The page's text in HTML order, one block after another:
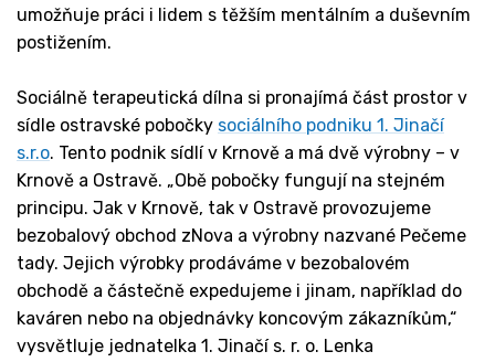
umožňuje práci i lidem s těžším mentálním a duševním
postižením.
Sociálně terapeutická dílna si pronajímá část prostor v
sídle ostravské pobočky sociálního podniku 1. Jinačí
s.r.o. Tento podnik sídlí v Krnově a má dvě výrobny – v
Krnově a Ostravě. „Obě pobočky fungují na stejném
principu. Jak v Krnově, tak v Ostravě provozujeme
bezobalový obchod zNova a výrobny nazvané Pečeme
tady. Jejich výrobky prodáváme v bezobalovém
obchodě a částečně expedujeme i jinam, například do
kaváren nebo na objednávky koncovým zákazníkům,“
vysvětluje jednatelka 1. Jinačí s. r. o. Lenka